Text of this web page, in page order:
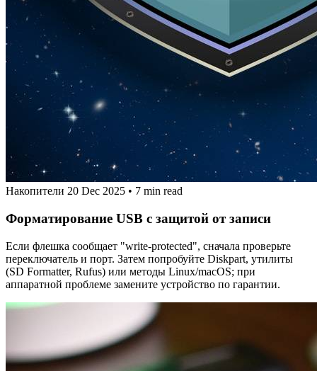
Накопители 20 Dec 2025 • 7 min read
Форматирование USB с защитой от записи
Если флешка сообщает "write-protected", сначала проверьте
переключатель и порт. Затем попробуйте Diskpart, утилиты
(SD Formatter, Rufus) или методы Linux/macOS; при
аппаратной проблеме замените устройство по гарантии.